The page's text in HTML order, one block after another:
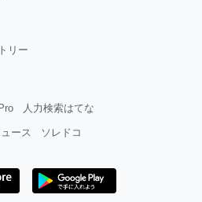
リー
人力検索はてな
ース ソレドコ